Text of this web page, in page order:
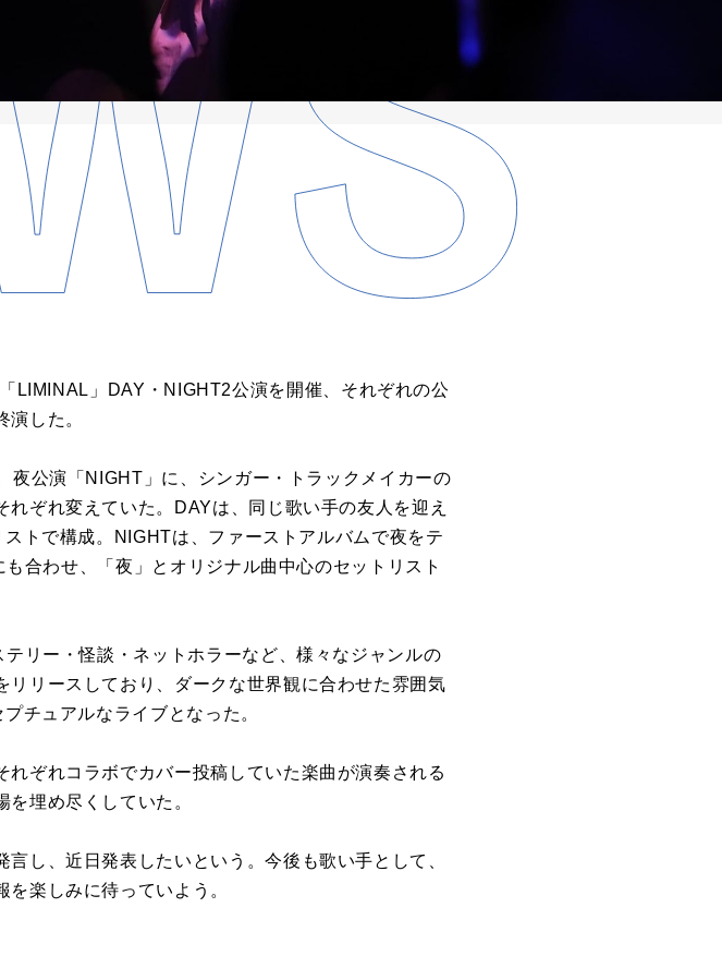
LIMINAL」DAY・NIGHT2公演を開催、それぞれの公
した。
夜公演「NIGHT」に、シンガー・トラックメイカーの
ぞれ変えていた。DAYは、同じ歌い手の友人を迎え
トで構成。NIGHTは、ファーストアルバムで夜をテ
合わせ、「夜」とオリジナル曲中心のセットリスト
リー・怪談・ネットホラーなど、様々なジャンルの
リリースしており、ダークな世界観に合わせた雰囲気
チュアルなライブとなった。
ぞれコラボでカバー投稿していた楽曲が演奏される
埋め尽くしていた。
し、近日発表したいという。今後も歌い手として、
楽しみに待っていよう。